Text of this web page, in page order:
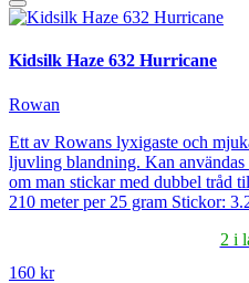
Kidsilk Haze 632 Hurricane
Rowan
Ett av Rowans lyxigaste och
ljuvling blandning. Kan
om man stickar med dubbel tråd
210 meter per 25 gram Stickor:
2 i
160 kr